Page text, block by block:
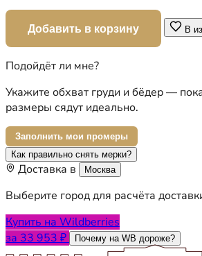
Добавить в корзину В
Подойдёт ли мне?
Укажите обхват груди и бёдер —
размеры сядут идеально.
Заполнить мои промеры
Как правильно снять мерки?
Доставка в Москва
Выберите город для расчёта
Купить на Wildberries
за 33 953 ₽
Почему на WB дороже?